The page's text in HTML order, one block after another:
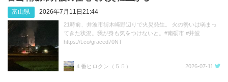
富山県 2026年7月11日21:44
21時前、井波市街木崎野辺りで火災発生。 火の勢いは弱まっ
てきた状況。我が身も気をつけないと。#南砺市 #井波
https://t.co/graced70NT
４番ヒロクン（５５） 2026-07-11